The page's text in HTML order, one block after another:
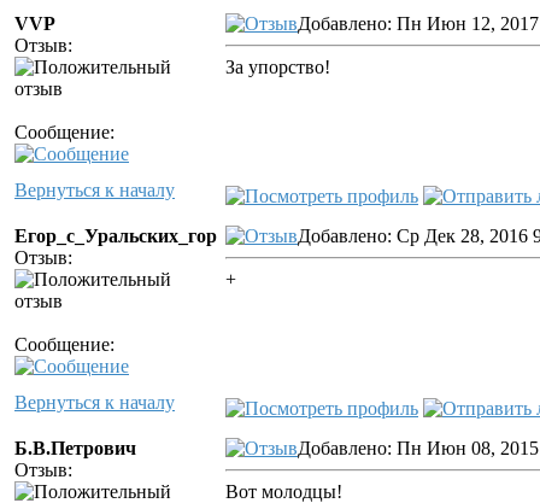
VVP
Отзыв:
Сообщение:
Добавлено: Пн Июн 12, 2017
За упорство!
Вернуться к началу
Егор_с_Уральских_гор
Отзыв:
Сообщение:
Добавлено: Ср Дек 28, 2016
+
Вернуться к началу
Б.В.Петрович
Отзыв:
Добавлено: Пн Июн 08, 2015
Вот молодцы!